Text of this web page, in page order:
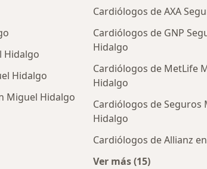
Hidalgo
Hidalgo
Miguel Hidalgo
más tratadas
Cardiólogos de AXA
Cardiólogos de GNP
Hidalgo
Cardiólogos de MetLife
Hidalgo
Cardiólogos de
Hidalgo
Cardiólogos de Allianz
Ver más (15)